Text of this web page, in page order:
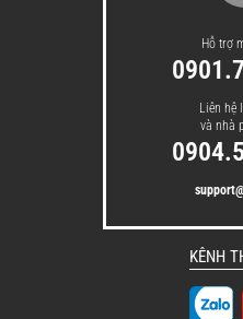
8 chế độ nấu
dạng nhu cầu chế
Hỗ trợ
Liên hệ
và nhà
KÊNH